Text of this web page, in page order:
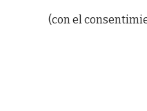
(con el